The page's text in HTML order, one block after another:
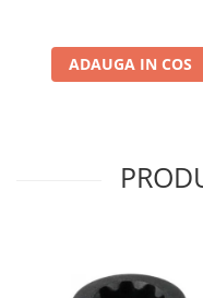
ADAUGA IN COS